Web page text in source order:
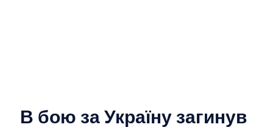
В бою за Україну загинув